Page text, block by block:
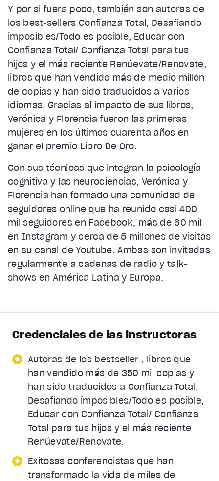
Y por si fuera poco, también son autoras de
los best-sellers Confianza Total, Desafiando
imposibles/Todo es posible, Educar con
Confianza Total/ Confianza Total para tus
hijos y el más reciente Renúevate/Renovate,
libros que han vendido más de medio millón
de copias y han sido traducidos a varios
idiomas. Gracias al impacto de sus libros,
Verónica y Florencia fueron las primeras
mujeres en los últimos cuarenta años en
ganar el premio Libro De Oro.
Con sus técnicas que integran la psicología
cognitiva y las neurociencias, Verónica y
Florencia han formado una comunidad de
seguidores online que ha reunido casi 400
mil seguidores en Facebook, más de 60 mil
en Instagram y cerca de 5 millones de visitas
en su canal de Youtube. Ambas son invitadas
regularmente a cadenas de radio y talk-
shows en América Latina y Europa.
Credenciales de las instructoras
Autoras de los bestseller , libros que
han vendido más de 350 mil copias y
han sido traducidos a Confianza Total,
Desafiando imposibles/Todo es posible,
Educar con Confianza Total/ Confianza
Total para tus hijos y el más reciente
Renúevate/Renovate.
Exitosas conferencistas que han
transformado la vida de miles de